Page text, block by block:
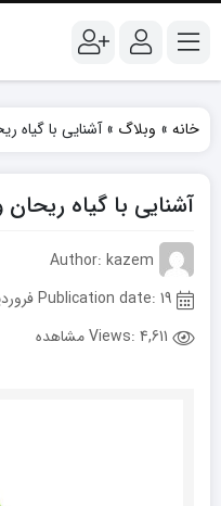
خانه » وبلاگ »آشنایی با گیاه
آشنایی با گیاه
Author: kazem
4,611 مشاهده